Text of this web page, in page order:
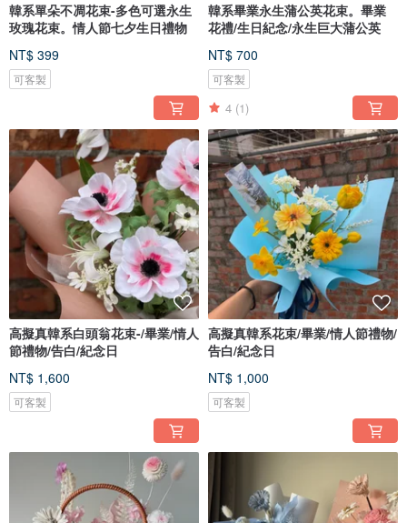
韓系單朵不凋花束-多色可選永生
玫瑰花束。情人節七夕生日禮物
NT$ 399
可客製
韓系畢業永生蒲公英花束。畢業
花禮/生日紀念/永生巨大蒲公英
NT$ 700
可客製
4 (1)
高擬真韓系白頭翁花束-/畢業/情人
節禮物/告白/紀念日
NT$ 1,600
可客製
高擬真韓系花束/畢業/情人節禮物/
告白/紀念日
NT$ 1,000
可客製